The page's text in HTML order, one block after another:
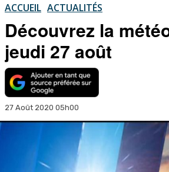
ACCUEIL ACTUALITÉS
Découvrez la
jeudi 27 août
27 Août 2020 05h00